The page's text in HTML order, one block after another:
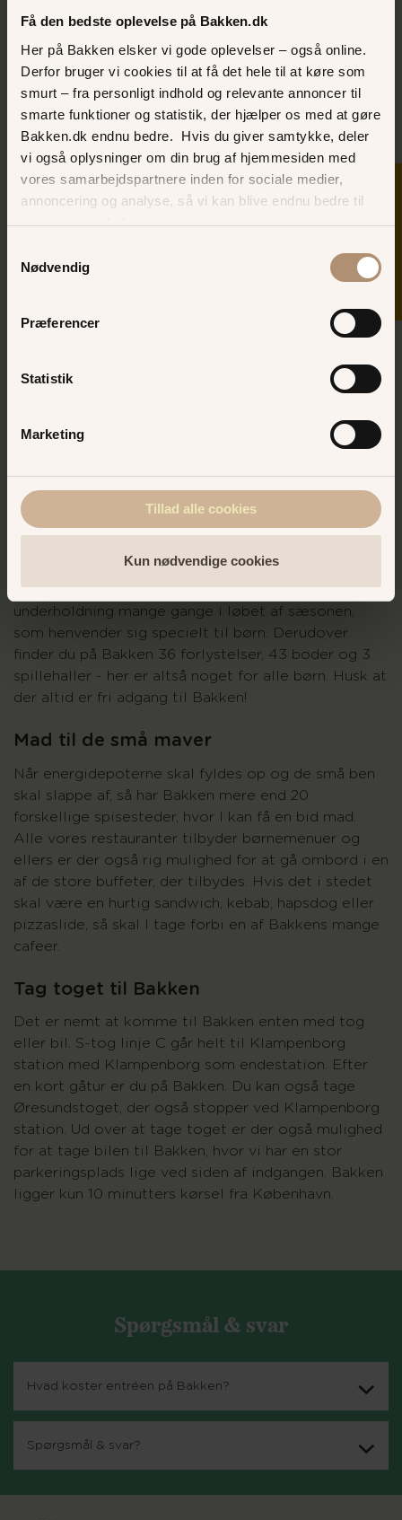
Få den bedste oplevelse på Bakken.dk
Her på Bakken elsker vi gode oplevelser – også online.
Derfor bruger vi cookies til at få det hele til at køre som
smurt – fra personligt indhold og relevante annoncer til
smarte funktioner og statistik, der hjælper os med at gøre
Bakken.dk endnu bedre. Hvis du giver samtykke, deler
vi også oplysninger om din brug af hjemmesiden med
vores samarbejdspartnere inden for sociale medier,
annoncering og analyse, så vi kan blive endnu bedre til
næste gang, du besøger os.
Nødvendig
Præferencer
Statistik
Marketing
Tillad alle cookies
Kun nødvendige cookies
SKER I DAG
på en afBakkens restauranter
en god idé at booke bord på forhånd
Køb vores ”armbånd” i Informationen,
så alle børnene har dit
telefonnummer på sig
Børnenes Bakken - Danmarks
underholdt børn i alle aldre i mange år. Bakken er et
perfekt sted at holde en børnefødselsdag med
Giv dit barn en uforglemmelig
fødselsdag
Der er altid masser af aktiviteter til
børnefødselsdagen på Bakken. Der er gratis
underholdning mange gange i løbet af sæsonen,
som henvender sig specielt til børn. Derudover
finder du på Bakken 36 forlystelser, 43 boder og 3
spillehaller - her er altså noget for alle børn. Husk at
der altid er fri adgang til Bakken!
Mad til de små maver
Når energidepoterne skal fyldes op og de små ben
skal slappe af, så har Bakken mere end 20
forskellige spisesteder, hvor I kan få en bid mad.
Alle vores restauranter tilbyder børnemenuer og
ellers er der også rig mulighed for at gå ombord i en
af de store buffeter, der tilbydes. Hvis det i stedet
skal være en hurtig sandwich, kebab, hapsdog eller
pizzaslide, så skal I tage forbi en af Bakkens mange
cafeer.
Tag toget til Bakken
Det er nemt at komme til Bakken enten med tog
eller bil. S-tog linje C går helt til Klampenborg
station med Klampenborg som endestation. Efter
en kort gåtur er du på Bakken. Du kan også tage
Øresundstoget, der også stopper ved Klampenborg
station. Ud over at tage toget er der også mulighed
for at tage bilen til Bakken, hvor vi har en stor
parkeringsplads lige ved siden af indgangen. Bakken
ligger kun 10 minutters kørsel fra København.
Spørgsmål & svar
Hvad koster entréen på Bakken?
Spørgsmål & svar?